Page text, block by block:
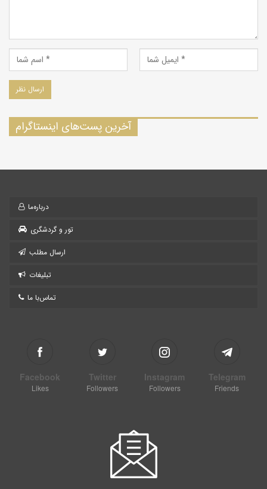
آخرین پست‌های اینستاگرام
درباره‌ما
تور و گردشگری
ارسال مطلب
تبلیغات
تماس‌با ما
Facebook
Likes
Twitter
Followers
Instagram
Followers
Telegram
Friends